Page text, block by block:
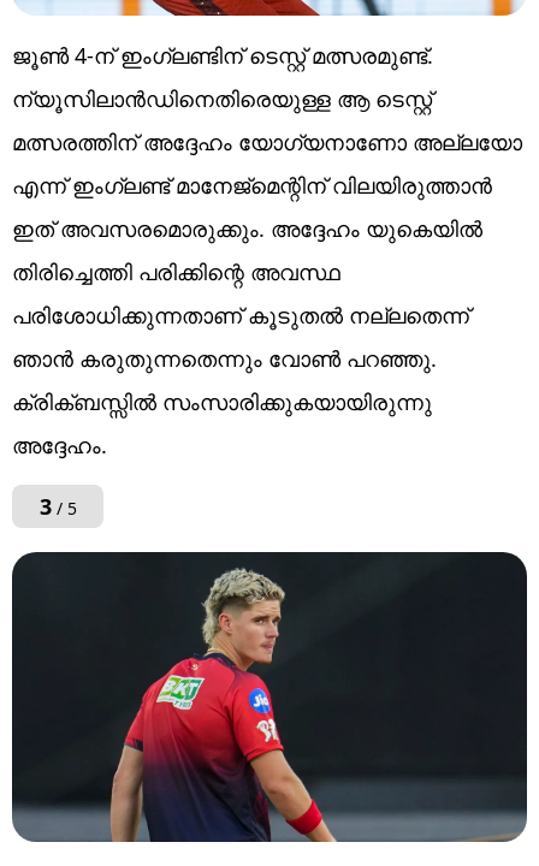
ജൂൺ 4-ന് ഇംഗ്ലണ്ടിന് ടെസ്റ്റ് മത്സരമുണ്ട്‌.
ന്യൂസിലാൻഡിനെതിരെയുള്ള ആ ടെസ്റ്റ്
മത്സരത്തിന് അദ്ദേഹം യോഗ്യനാണോ അല്ലയോ
എന്ന് ഇംഗ്ലണ്ട് മാനേജ്‌മെന്റിന് വിലയിരുത്താൻ
ഇത് അവസരമൊരുക്കും. അദ്ദേഹം യുകെയിൽ
തിരിച്ചെത്തി പരിക്കിന്റെ അവസ്ഥ
പരിശോധിക്കുന്നതാണ് കൂടുതൽ നല്ലതെന്ന്
ഞാൻ കരുതുന്നതെന്നും വോണ്‍ പറഞ്ഞു.
ക്രിക്ബസ്സിൽ സംസാരിക്കുകയായിരുന്നു
അദ്ദേഹം.
3/ 5